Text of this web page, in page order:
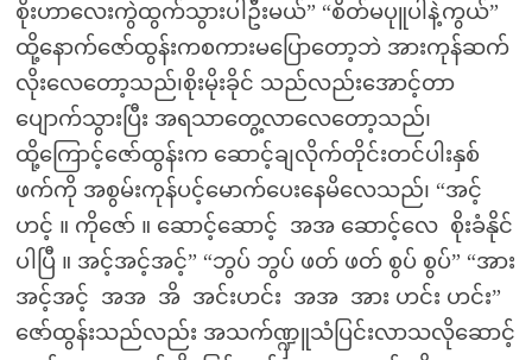
စိုးဟာလေးကွဲထွက်သွားပါဦးမယ်” “စိတ်မပုူပါနဲ့ကွယ်”
ထို့နောက်ဇော်ထွန်းကစကားမပြောတော့ဘဲ အားကုန်ဆက်
လိုးလေတော့သည်၊စိုးမိုးခိုင် သည်လည်းအောင့်တာ
ပျောက်သွားပြီး အရသာတွေ့လာလေတော့သည်၊
ထို့ကြောင့်ဇော်ထွန်းက ဆောင့်ချလိုက်တိုင်းတင်ပါးနှစ်
ဖက်ကို အစွမ်းကုန်ပင့်မောက်ပေးနေမိလေသည်၊ “အင့်
ဟင့် ။ ကိုဇော် ။ ဆောင့်ဆောင့် အအ ဆောင့်လေ စိုးခံနိုင်
ပါပြီ ။ အင့်အင့်အင့်” “ဘွပ် ဘွပ် ဖတ် ဖတ် စွပ် စွပ်” “အား
အင့်အင့် အအ အိ အင်းဟင်း အအ အား ဟင်း ဟင်း”
ဇော်ထွန်းသည်လည်း အသက်ဏ္ဍှူသံပြင်းလာသလိုဆောင့်